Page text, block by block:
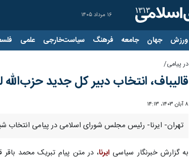
۱۶ مرداد ۱۴۰۵
ورزش جهان جامعه فرهنگ سیاست‌خارجی علمی
در پیامی/
قالیباف، انتخاب دبیر کل جدید
۸ آبان ۱۴۰۳، ۱۴:۱۳
تهران- ایرنا- رئیس مجلس شورای اسلامی در پیامی انتخاب
به گزارش خبرنگار سیاسی ایرنا، در متن پیام تبریک محمد